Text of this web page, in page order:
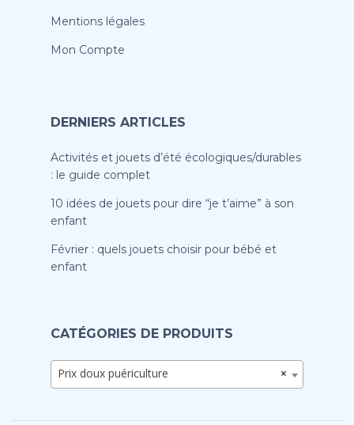
Mentions légales
Mon Compte
DERNIERS ARTICLES
Activités et jouets d’été écologiques/durables
: le guide complet
10 idées de jouets pour dire “je t’aime” à son
enfant
Février : quels jouets choisir pour bébé et
enfant
CATÉGORIES DE PRODUITS
×
Prix doux puériculture